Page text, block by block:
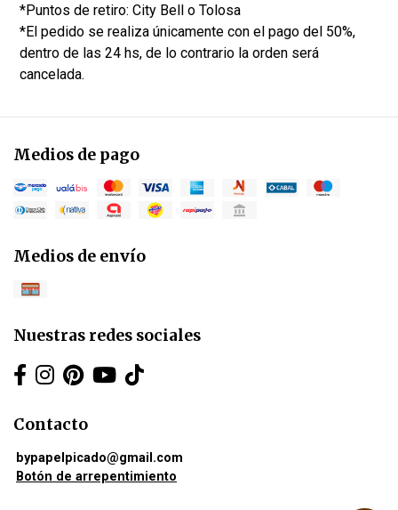
*Puntos de retiro: City Bell o Tolosa
*El pedido se realiza únicamente con el pago del 50%,
dentro de las 24 hs, de lo contrario la orden será
cancelada.
Medios de pago
Medios de envío
Nuestras redes sociales
Contacto
bypapelpicado@gmail.com
Botón de arrepentimiento